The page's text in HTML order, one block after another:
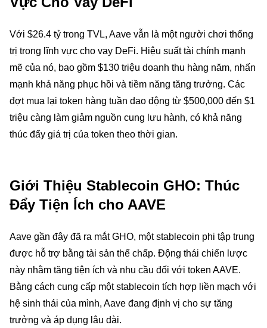
Với $26.4 tỷ trong TVL, Aave vẫn là một người chơi thống
trị trong lĩnh vực cho vay DeFi. Hiệu suất tài chính mạnh
mẽ của nó, bao gồm $130 triệu doanh thu hàng năm, nhấn
mạnh khả năng phục hồi và tiềm năng tăng trưởng. Các
đợt mua lại token hàng tuần dao động từ $500,000 đến $1
triệu càng làm giảm nguồn cung lưu hành, có khả năng
thúc đẩy giá trị của token theo thời gian.
Giới Thiệu Stablecoin GHO: Thúc
Đẩy Tiện Ích cho AAVE
Aave gần đây đã ra mắt GHO, một stablecoin phi tập trung
được hỗ trợ bằng tài sản thế chấp. Động thái chiến lược
này nhằm tăng tiện ích và nhu cầu đối với token AAVE.
Bằng cách cung cấp một stablecoin tích hợp liền mạch với
hệ sinh thái của mình, Aave đang định vị cho sự tăng
trưởng và áp dụng lâu dài.